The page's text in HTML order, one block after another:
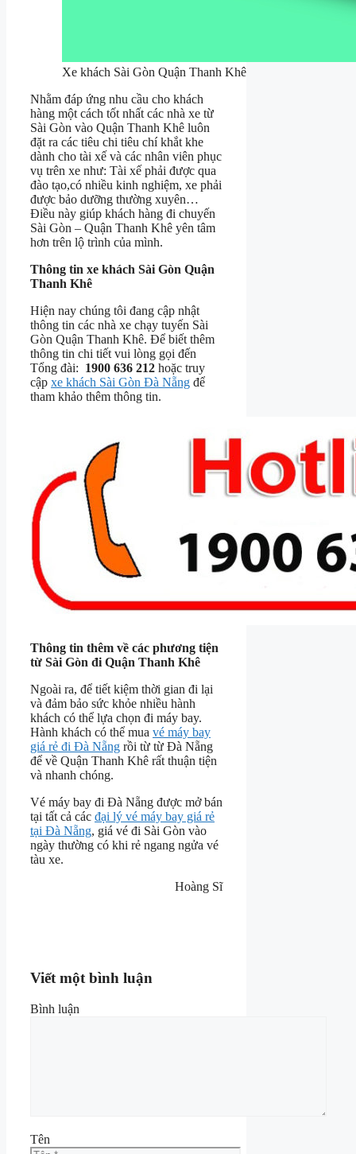
Xe khách Sài Gòn Quận Thanh Khê
Nhằm đáp ứng nhu cầu cho khách
hàng một cách tốt nhất các nhà xe từ
Sài Gòn vào Quận Thanh Khê luôn
đặt ra các tiêu chi tiêu chí khắt khe
dành cho tài xế và các nhân viên phục
vụ trên xe như: Tài xế phải được qua
đào tạo,có nhiều kinh nghiệm, xe phải
được bảo dưỡng thường xuyên…
Điều này giúp khách hàng đi chuyến
Sài Gòn – Quận Thanh Khê yên tâm
hơn trên lộ trình của mình.
Thông tin xe khách Sài Gòn Quận
Thanh Khê
Hiện nay chúng tôi đang cập nhật
thông tin các nhà xe chạy tuyến Sài
Gòn Quận Thanh Khê. Để biết thêm
thông tin chi tiết vui lòng gọi đến
Tổng đài: 1900 636 212 hoặc truy
cập xe khách Sài Gòn Đà Nẵng để
tham khảo thêm thông tin.
Thông tin thêm về các phương tiện
từ Sài Gòn đi Quận Thanh Khê
Ngoài ra, để tiết kiệm thời gian đi lại
và đảm bảo sức khỏe nhiều hành
khách có thể lựa chọn đi máy bay.
Hành khách có thể mua vé máy bay
giá rẻ đi Đà Nẵng rồi từ từ Đà Nẵng
để về Quận Thanh Khê rất thuận tiện
và nhanh chóng.
Vé máy bay đi Đà Nẵng được mở bán
tại tất cả các đại lý vé máy bay giá rẻ
tại Đà Nẵng, giá vé đi Sài Gòn vào
ngày thường có khi rẻ ngang ngửa vé
tàu xe.
Hoàng Sĩ
Viết một bình luận
Bình luận
Tên